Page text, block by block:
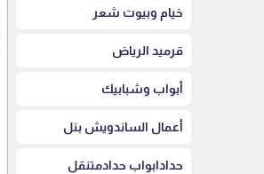
خيام وبيوت شعر
قرميد الرياض
أبواب وشبابيك
أعمال الساندويش بنل
حدادابواب حدادمتنقل